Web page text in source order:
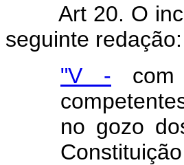
Art 20. O
seguinte redação:
"V - com
no gozo